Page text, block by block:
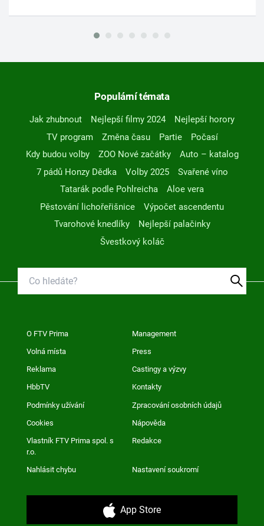
Populární témata
Jak zhubnout Nejlepší filmy 2024
Nejlepší horory
TV program
Změna času Partie
Počasí
Kdy budou volby
ZOO Nové začátky
Auto – katalog
7 pádů Honzy Dědka
Volby 2025
Svařené víno
Tatarák podle Pohlreicha
Aloe vera
Pěstování lichořeřišnice
Výpočet ascendentu
Tvarohové knedlíky
Nejlepší palačinky
Švestkový koláč
O FTV Prima Management
Volná místa Press
Reklama Castingy a výzvy
HbbTV Kontakty
Podmínky užívání Zpracování osobních údajů
Cookies Nápověda
Vlastník FTV Prima spol. s
r.o.
Redakce
Nahlásit chybu Nastavení soukromí
App Store